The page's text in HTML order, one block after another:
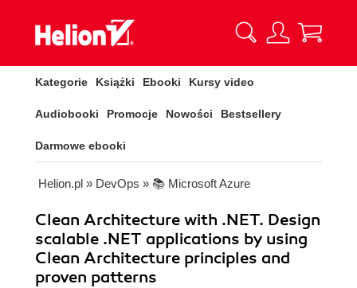
Kategorie Książki Ebooki Kursy video
Audiobooki Promocje Nowości Bestsellery
Darmowe ebooki
Helion.pl » DevOps » 📚 Microsoft Azure
Clean Architecture with .NET. Design
scalable .NET applications by using
Clean Architecture principles and
proven patterns